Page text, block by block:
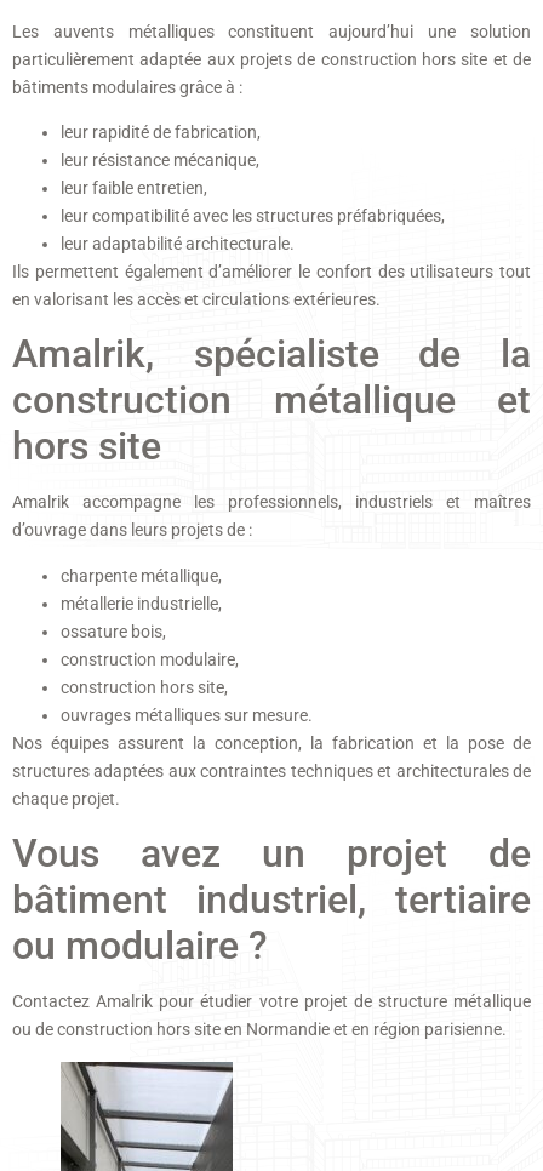
Les auvents métalliques constituent aujourd’hui une solution
particulièrement adaptée aux projets de construction hors site et de
bâtiments modulaires grâce à :
leur rapidité de fabrication,
leur résistance mécanique,
leur faible entretien,
leur compatibilité avec les structures préfabriquées,
leur adaptabilité architecturale.
Ils permettent également d’améliorer le confort des utilisateurs tout
en valorisant les accès et circulations extérieures.
Amalrik, spécialiste de la
construction métallique et
hors site
Amalrik accompagne les professionnels, industriels et maîtres
d’ouvrage dans leurs projets de :
charpente métallique,
métallerie industrielle,
ossature bois,
construction modulaire,
construction hors site,
ouvrages métalliques sur mesure.
Nos équipes assurent la conception, la fabrication et la pose de
structures adaptées aux contraintes techniques et architecturales de
chaque projet.
Vous avez un projet de
bâtiment industriel, tertiaire
ou modulaire ?
Contactez Amalrik pour étudier votre projet de structure métallique
ou de construction hors site en Normandie et en région parisienne.